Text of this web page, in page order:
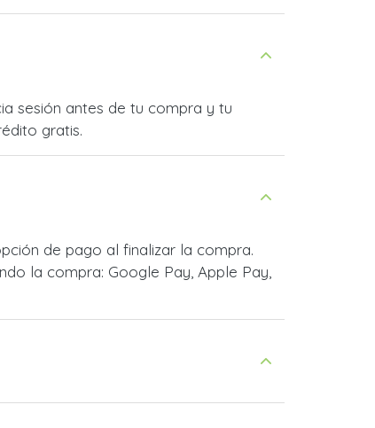
sesión antes de tu compra y tu
gratis.
de pago al finalizar la compra.
la compra: Google Pay, Apple Pay,